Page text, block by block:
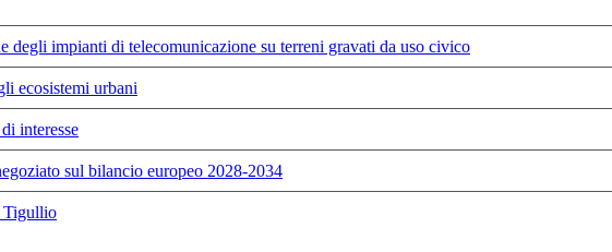
degli impianti di telecomunicazione su terreni gravati da uso civico
ecosistemi urbani
interesse
sul bilancio europeo 2028-2034
Tigullio